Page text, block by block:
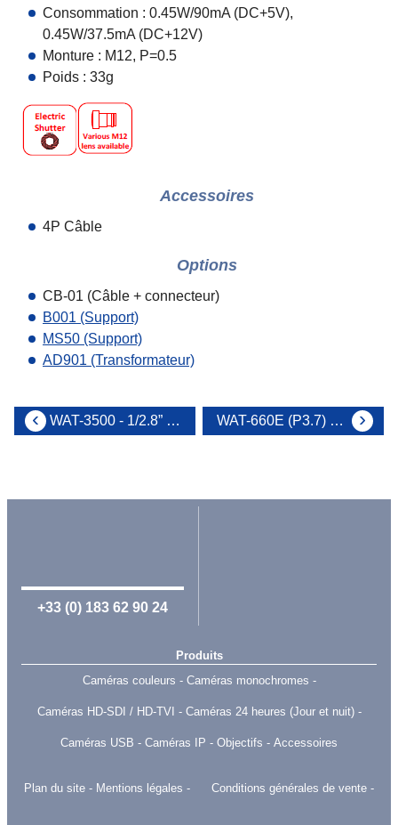
Consommation : 0.45W/90mA (DC+5V),
0.45W/37.5mA (DC+12V)
Monture : M12, P=0.5
Poids : 33g
Accessoires
4P Câble
Options
CB-01 (Câble + connecteur)
B001 (Support)
MS50 (Support)
AD901 (Transformateur)
WAT-3500 - 1/2.8” Caméra analogique compacte N&B haute sensibilité multi-fonction WAT-660E (P3.7) - 1/4" Caméra Miniature avec objectif Pinhole intégré
+33 (0) 183 62 90 24
Produits
Caméras couleurs
Caméras monochromes
Caméras HD-SDI / HD-TVI Caméras 24 heures (Jour et nuit)
Caméras USB Caméras IP Objectifs Accessoires
Plan du site Mentions légales Conditions générales de vente